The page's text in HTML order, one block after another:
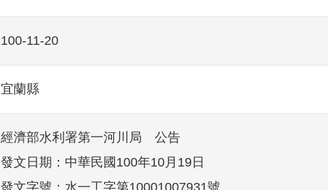
100-11-20
宜蘭縣
經濟部水利署第一河川局 公告
發文日期：中華民國100年10月19日
發文字號：水一工字第10001007931號